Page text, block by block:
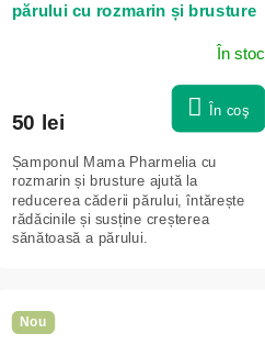
părului cu rozmarin și brusture
În stoc
50 lei În coş
Șamponul Mama Pharmelia cu
rozmarin și brusture ajută la
reducerea căderii părului, întărește
rădăcinile și susține creșterea
sănătoasă a părului.
Nou